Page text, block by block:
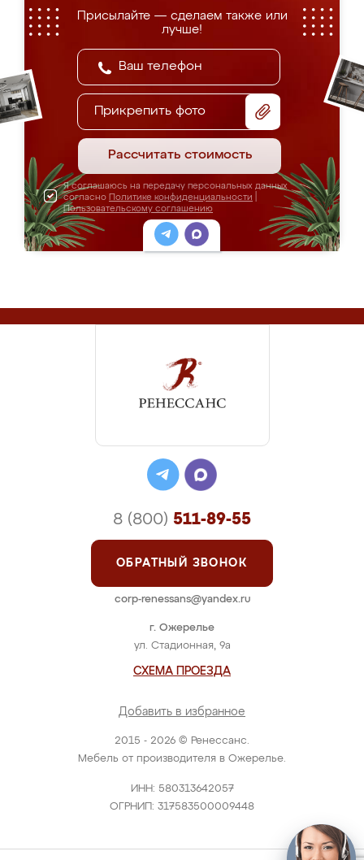
Присылайте — сделаем также или
лучше!
Прикрепить фото
Рассчитать стоимость
Я соглашаюсь на передачу персональных данных
согласно Политике конфиденциальности
Пользовательскому соглашению
2015 - 2026 © Ренессанс.
Мебель от производителя в Ожерелье.
ИНН: 580313642057
ОГРНИП: 317583500009448
г. Ожерелье
ул. Стадионная, 9а
СХЕМА ПРОЕЗДА
Добавить в избранное
8 (800) 511-89-55
ОБРАТНЫЙ ЗВОНОК
corp-renessans@yandex.ru